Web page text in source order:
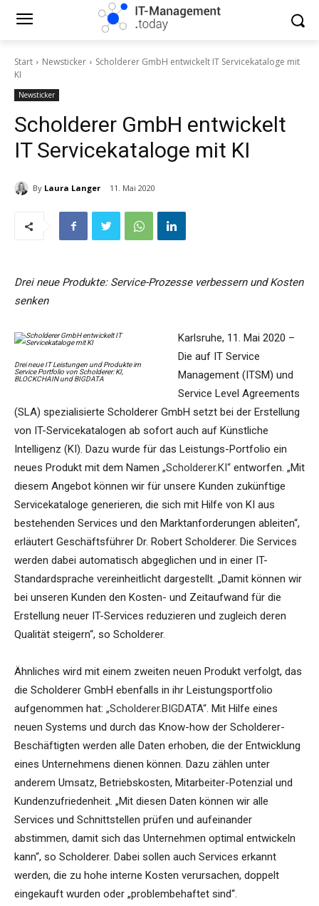
Start Newsticker
Scholderer GmbH entwickelt IT Servicekataloge mit
KI
Newsticker
Scholderer GmbH entwickelt
IT Servicekataloge mit KI
By Laura Langer 11. Mai 2020
Drei neue Produkte: Service-Prozesse verbessern und Kosten
senken
Drei neue IT Leistungen und Produkte im
Service Portfolio von Scholderer: KI,
BLOCKCHAIN und BIGDATA
Karlsruhe, 11. Mai 2020 –
Die auf IT Service
Management (ITSM) und
Service Level Agreements
(SLA) spezialisierte Scholderer GmbH setzt bei der Erstellung
von IT-Servicekatalogen ab sofort auch auf Künstliche
Intelligenz (KI). Dazu wurde für das Leistungs-Portfolio ein
neues Produkt mit dem Namen „Scholderer.KI“ entworfen. „Mit
diesem Angebot können wir für unsere Kunden zukünftige
Servicekataloge generieren, die sich mit Hilfe von KI aus
bestehenden Services und den Marktanforderungen ableiten“,
erläutert Geschäftsführer Dr. Robert Scholderer. Die Services
werden dabei automatisch abgeglichen und in einer IT-
Standardsprache vereinheitlicht dargestellt. „Damit können wir
bei unseren Kunden den Kosten- und Zeitaufwand für die
Erstellung neuer IT-Services reduzieren und zugleich deren
Qualität steigern“, so Scholderer.
Ähnliches wird mit einem zweiten neuen Produkt verfolgt, das
die Scholderer GmbH ebenfalls in ihr Leistungsportfolio
aufgenommen hat: „Scholderer.BIGDATA“. Mit Hilfe eines
neuen Systems und durch das Know-how der Scholderer-
Beschäftigten werden alle Daten erhoben, die der Entwicklung
eines Unternehmens dienen können. Dazu zählen unter
anderem Umsatz, Betriebskosten, Mitarbeiter-Potenzial und
Kundenzufriedenheit. „Mit diesen Daten können wir alle
Services und Schnittstellen prüfen und aufeinander
abstimmen, damit sich das Unternehmen optimal entwickeln
kann“, so Scholderer. Dabei sollen auch Services erkannt
werden, die zu hohe interne Kosten verursachen, doppelt
eingekauft wurden oder „problembehaftet sind“.